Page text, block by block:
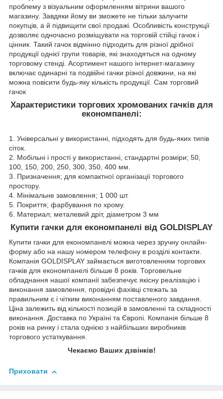
проблему з візуальним оформленням вітрини вашого
магазину. Завдяки йому ви зможете не тільки залучити
покупців, а й підвищити свої продажі. Особливість конструкції
дозволяє одночасно розміщувати на торговій стійці гачок і
цінник. Такий гачок відмінно підходить для різної дрібної
продукції однієї групи товарів, які знаходяться на одному
торговому стенді. Асортимент нашого інтернет-магазину
включає одинарні та подвійні гачки різної довжини, на які
можна повісити будь-яку кількість продукції. Сам торговий
гачок
Характеристики торгових хромованих гачків для
економпанелі:
1. Універсальні у використанні, підходять для будь-яких типів
сіток.
2. Мобільні і прості у використанні, стандартні розміри; 50,
100, 150, 200, 250, 300, 350, 400 мм.
3. Призначення; для компактної організації торгового
простору.
4. Мінімальне замовлення; 1 000 шт.
5. Покриття; фарбування по хрому.
6. Материал; металевий дріт, діаметром 3 мм
Купити гачки для економпанелі від GOLDISPLAY
Купити гачки для економпанелі можна через зручну онлайн-
форму або на нашу номером телефону в розділі контакти.
Компанія GOLDISPLAY займається виготовленням торгових
гачків для економпанелі більше 8 років. Торговельне
обладнання нашої компанії забезпечує якісну реалізацію і
виконання замовлення, провідні фахівці стежать за
правильним є і чітким виконанням поставленого завдання.
Ціна залежить від кількості позицій в замовленні та складності
виконання. Доставка по Україні та Європі. Компанія більше 8
років на ринку і стала однією з найбільших виробників
торгового устаткування.
Чекаємо Ваших дзвінків!
Приховати